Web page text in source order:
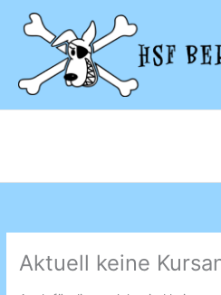
Inhalt
Aktuell keine